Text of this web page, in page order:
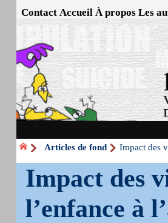
Contact Accueil À propos Les
Articles de fond Impact des
Impact des
l’enfance à